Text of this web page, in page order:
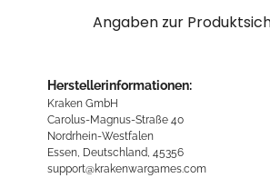
Angaben zur
Herstellerinformationen:
Kraken GmbH
Carolus-Magnus-Straße 40
Nordrhein-Westfalen
Essen, Deutschland, 45356
support@krakenwargames.com